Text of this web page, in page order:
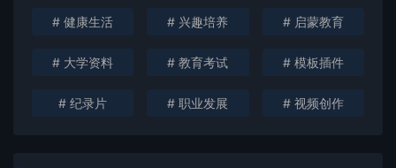
# 健康生活 # 兴趣培养 # 启蒙教育
# 大学资料 # 教育考试 # 模板插件
# 纪录片 # 职业发展 # 视频创作